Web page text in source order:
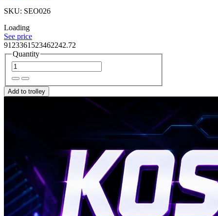
SKU: SEO026
Loading
See price
9123361523462242.72
Quantity
Add to trolley